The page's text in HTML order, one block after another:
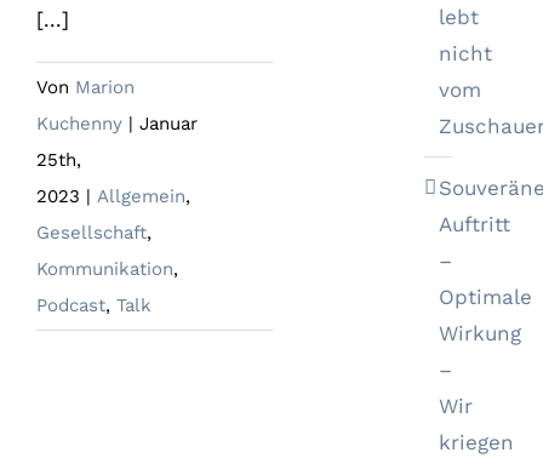
[...]
Von Marion
Kuchenny | Januar
25th,
2023 | Allgemein,
Gesellschaft,
Kommunikation,
Podcast, Talk
lebt
nicht
vom
Auftritt
–
Optimale
Wirkung
–
Wir
kriegen